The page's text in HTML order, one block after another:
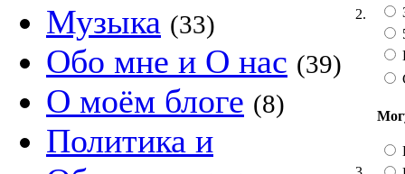
Музыка (33)
Обо мне и О нас (39)
О моём блоге (8)
Политика и
2.